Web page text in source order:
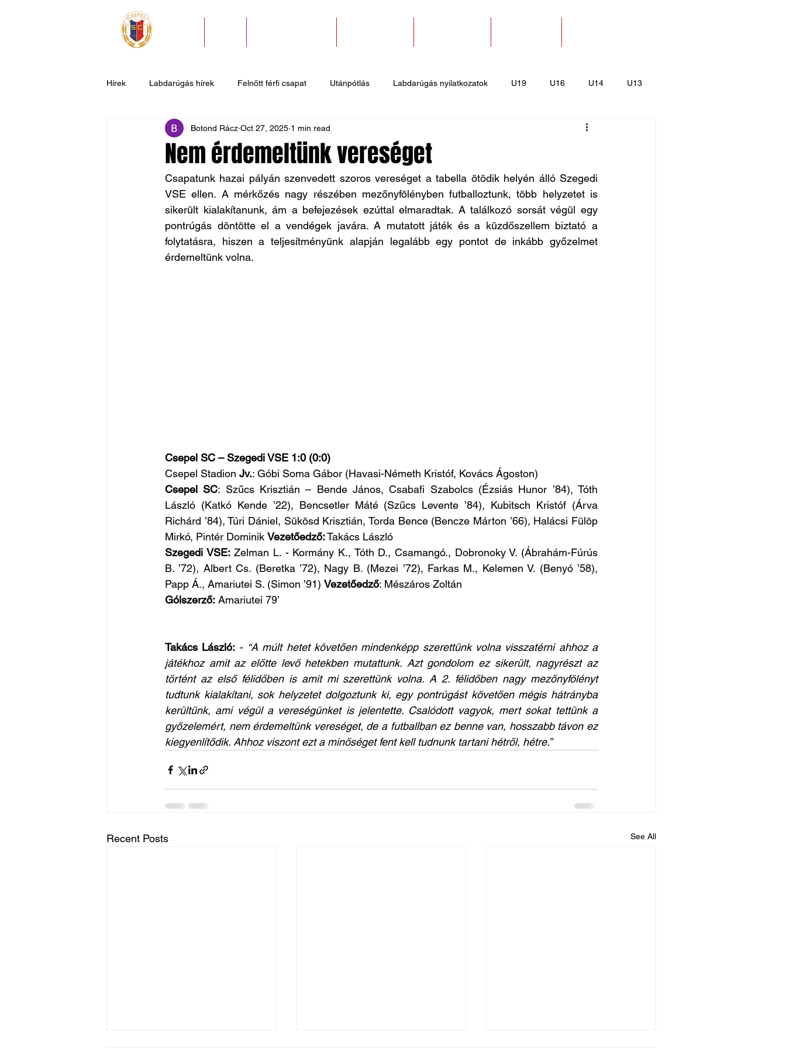
Hírek Labdarúgás hírek Felnőtt férfi csapat Utánpótlás Labdarúgás nyilatkozatok U19 U16 U14 U13
U9 U7 Evezős hírek Sportlövő hírek Kajak-Kenu
Csepel SC II Általános hírek
Nem érdemeltünk vereséget
Botond Rácz Oct 27, 2025 1 min read
Csapatunk hazai pályán szenvedett szoros vereséget a tabella ötödik helyén álló Szegedi
VSE ellen. A mérkőzés nagy részében mezőnyfölényben futballoztunk, több helyzetet is
sikerült kialakítanunk, ám a befejezések ezúttal elmaradtak. A találkozó sorsát végül egy
pontrúgás döntötte el a vendégek javára. A mutatott játék és a küzdőszellem biztató a
folytatásra, hiszen a teljesítményünk alapján legalább egy pontot de inkább győzelmet
érdemeltünk volna.
Csepel SC – Szegedi VSE 1:0 (0:0)
Csepel Stadion Jv.: Góbi Soma Gábor (Havasi-Németh Kristóf, Kovács Ágoston)
Csepel SC: Szűcs Krisztián – Bende János, Csabafi Szabolcs (Ézsiás Hunor ’84), Tóth
László (Katkó Kende ’22), Bencsetler Máté (Szűcs Levente ’84), Kubitsch Kristóf (Árva
Richárd ’84), Túri Dániel, Sükösd Krisztián, Torda Bence (Bencze Márton ’66), Halácsi Fülöp
Mirkó, Pintér Dominik Vezetőedző: Takács László
Szegedi VSE: Zelman L. - Kormány K., Tóth D., Csamangó., Dobronoky V. (Ábrahám-Fúrús
B. ’72), Albert Cs. (Beretka ’72), Nagy B. (Mezei ’72), Farkas M., Kelemen V. (Benyó ’58),
Papp Á., Amariutei S. (Simon ’91) Vezetőedző: Mészáros Zoltán
Gólszerző: Amariutei 79’
Takács László: - “A múlt hetet követően mindenképp szerettünk volna visszatérni ahhoz a
játékhoz amit az előtte levő hetekben mutattunk. Azt gondolom ez sikerült, nagyrészt az
történt az első félidőben is amit mi szerettünk volna. A 2. félidőben nagy mezőnyfölényt
tudtunk kialakítani, sok helyzetet dolgoztunk ki, egy pontrúgást követően mégis hátrányba
kerültünk, ami végül a vereségünket is jelentette. Csalódott vagyok, mert sokat tettünk a
győzelemért, nem érdemeltünk vereséget, de a futballban ez benne van, hosszabb távon ez
kiegyenlítődik. Ahhoz viszont ezt a minőséget fent kell tudnunk tartani hétről, hétre.”
Recent Posts See All